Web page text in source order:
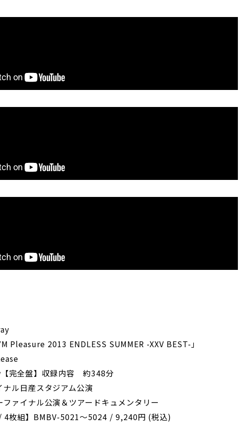
Pleasure 2013 ENDLESS SUMMER -XXV BEST-」
完全盤】収録内容 約348分
ナル日産スタジアム公演
ファイナル公演＆ツアードキュメンタリー
4枚組】BMBV-5021～5024 / 9,240円 (税込)